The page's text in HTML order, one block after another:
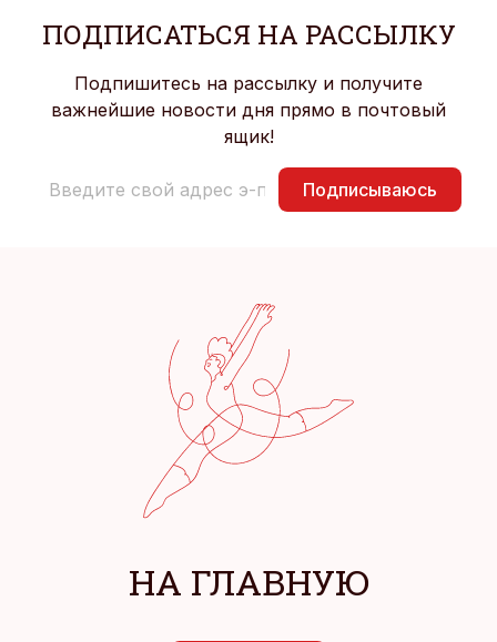
ПОДПИСАТЬСЯ НА РАССЫЛКУ
Подпишитесь на рассылку и получите
важнейшие новости дня прямо в почтовый
ящик!
Подписываюсь
НА ГЛАВНУЮ